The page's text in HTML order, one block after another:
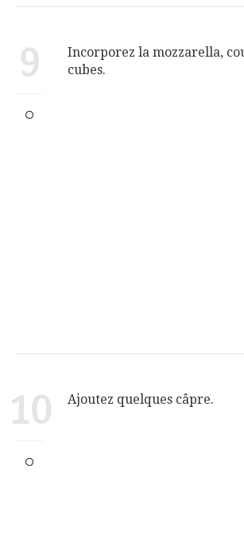
9
Incorporez la mozzarella,
cubes.
10 Ajoutez quelques câpre.